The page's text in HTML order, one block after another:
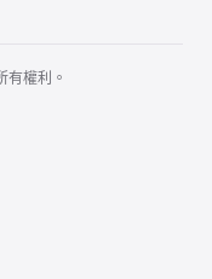
權利。